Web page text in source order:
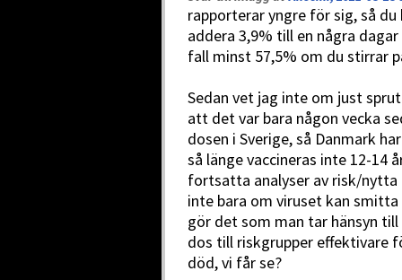
rapporterar yngre för sig, så
addera 3,9% till en några
fall minst 57,5% om du stirrar
Sedan vet jag inte om just
att det var bara någon vecka
dosen i Sverige, så Danmark
så länge vaccineras inte 12-14
fortsatta analyser av risk/nytta
inte bara om viruset kan
gör det som man tar hänsyn
dos till riskgrupper effektivare
död, vi får se?